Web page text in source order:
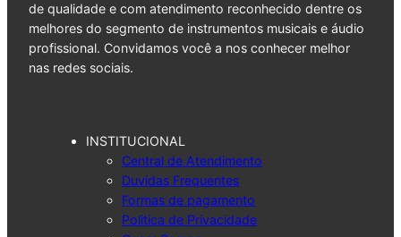
de qualidade e com atendimento reconhecido dentre os
melhores do segmento de instrumentos musicais e áudio
profissional. Convidamos você a nos conhecer melhor
nas redes sociais.
INSTITUCIONAL
Central de Atendimento
Duvidas Frequentes
Formas de pagamento
Politica de Privacidade